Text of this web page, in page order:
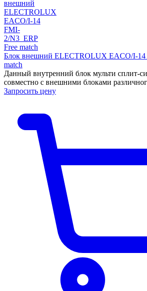
Блок внешний ELECTROLUX EACO/I-14
match
Данный внутренний блок мульти сплит-
совместно с внешними блоками
Запросить цену